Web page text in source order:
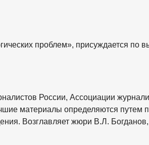
проблем», присуждается по
России, Ассоциации
материалы определяются путем
Возглавляет жюри В.Л. Богданов,